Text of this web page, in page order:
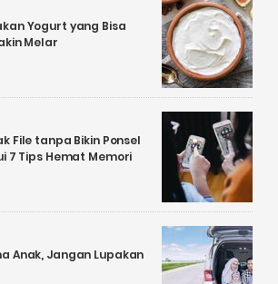
Yogurt yang Bisa
Melar
File tanpa Bikin Ponsel
7 Tips Hemat Memori
Anak, Jangan Lupakan